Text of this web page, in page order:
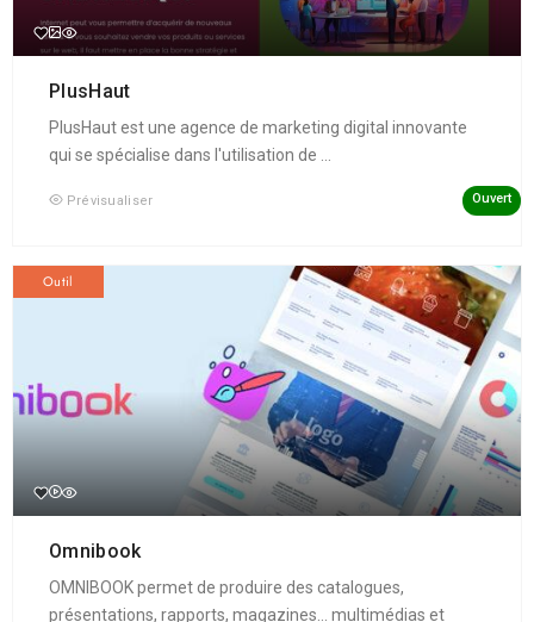
PlusHaut
PlusHaut est une agence de marketing digital innovante
qui se spécialise dans l'utilisation de ...
Prévisualiser Ouvert
Outil
Omnibook
OMNIBOOK permet de produire des catalogues,
présentations, rapports, magazines... multimédias et